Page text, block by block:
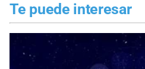
Te puede interesar